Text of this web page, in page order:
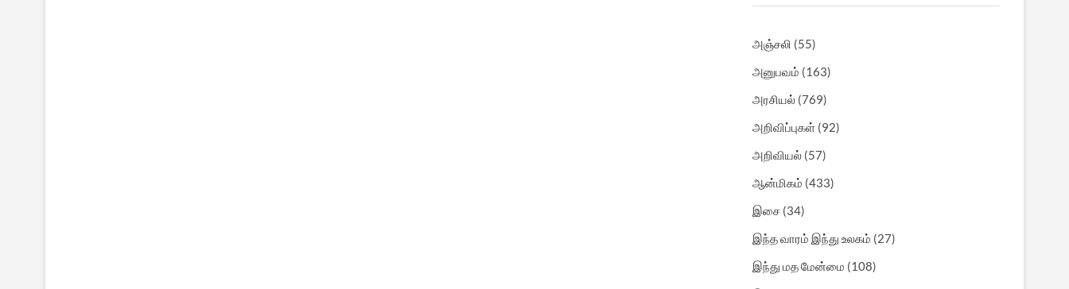
அஞ்சலி (55)
அனுபவம் (163)
அரசியல் (769)
அறிவிப்புகள் (92)
அறிவியல் (57)
ஆன்மிகம் (433)
இசை (34)
இந்த வாரம் இந்து உலகம் (27)
இந்து மத மேன்மை (108)